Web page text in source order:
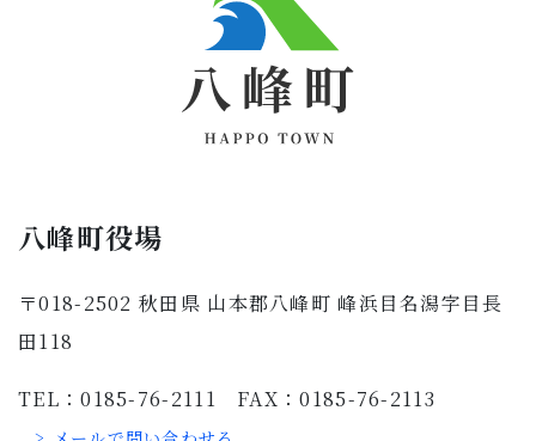
八峰町役場
〒018-2502 秋田県 山本郡八峰町 峰浜目名潟字目長
田118
TEL：0185-76-2111 FAX：0185-76-2113